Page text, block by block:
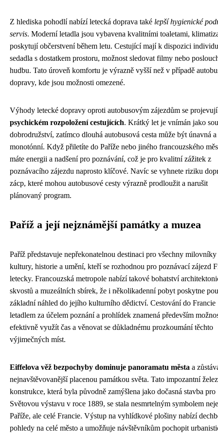
Z hlediska pohodlí nabízí letecká doprava také lepší hygienické
servis. Moderní letadla jsou vybavena kvalitními toaletami,
poskytují občerstvení během letu. Cestující mají k dispozici
sedadla s dostatkem prostoru, možnost sledovat filmy nebo
hudbu. Tato úroveň komfortu je výrazně vyšší než v případě
dopravy, kde jsou možnosti omezené.
Výhody letecké dopravy oproti autobusovým zájezdům se
psychickém rozpoložení cestujících. Krátký let je vnímán jako
dobrodružství, zatímco dlouhá autobusová cesta může být únavná a
monotónní. Když přiletíte do Paříže nebo jiného francouzského
máte energii a nadšení pro poznávání, což je pro kvalitní zážitek z
poznávacího zájezdu naprosto klíčové. Navíc se vyhnete riziku
zácp, které mohou autobusové cesty výrazně prodloužit a narušit
plánovaný program.
Paříž a její nejznámější památky a muzea
Paříž představuje nepřekonatelnou destinaci pro všechny milovníky
kultury, historie a umění, kteří se rozhodnou pro poznávací zájezd
letecky. Francouzská metropole nabízí takové bohatství
skvostů a muzeálních sbírek, že i několikadenní pobyt poskytne
základní náhled do jejího kulturního dědictví. Cestování do Francie
letadlem za účelem poznání a prohlídek znamená především
efektivně využít čas a věnovat se důkladnému prozkoumání těchto
výjimečných míst.
Eiffelova věž bezpochyby dominuje panoramatu města a
nejnavštěvovanější placenou památkou světa. Tato impozantní
konstrukce, která byla původně zamýšlena jako dočasná stavba pro
Světovou výstavu v roce 1889, se stala nesmrtelným symbolem
Paříže, ale celé Francie. Výstup na vyhlídkové plošiny nabízí
pohledy na celé město a umožňuje návštěvníkům pochopit